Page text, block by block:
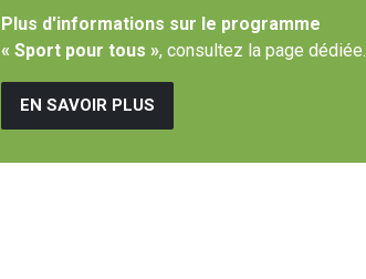
Plus d'informations sur le programme
« Sport pour tous », consultez la page dédiée.
EN SAVOIR PLUS